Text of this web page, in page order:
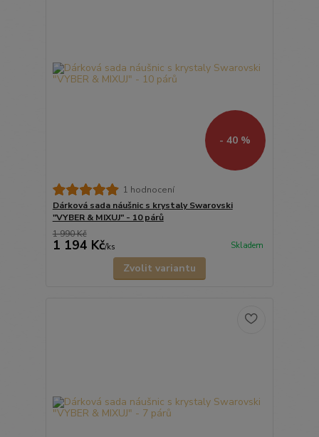
- 40 %
1 hodnocení
Dárková sada náušnic s krystaly Swarovski
"VYBER & MIXUJ" - 10 párů
1 990 Kč
1 194 Kč/ks Skladem
Zvolit variantu